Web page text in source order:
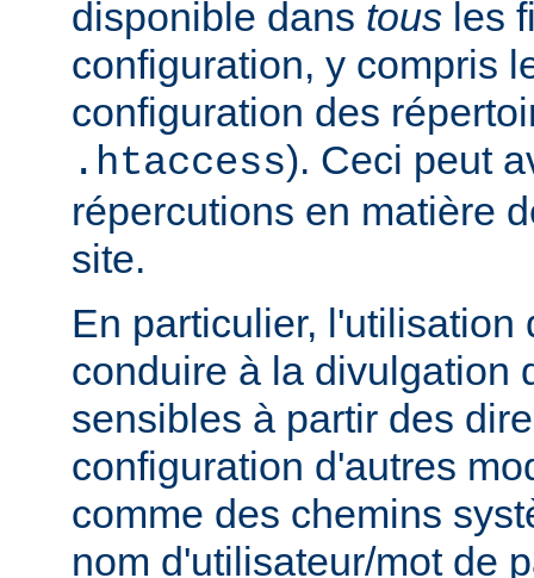
disponible dans tous les
configuration, y compris
configuration des
.htaccess). Ceci peut
répercutions en matière
site.
En particulier, l'utilisation
conduire à la divulgation
sensibles à partir des
configuration d'autres
comme des chemins
nom d'utilisateur/mot de